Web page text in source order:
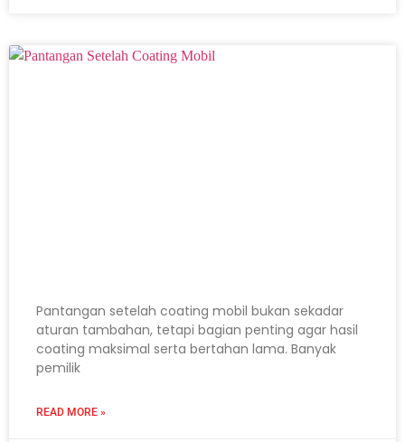
Pantangan setelah coating mobil bukan sekadar
aturan tambahan, tetapi bagian penting agar hasil
coating maksimal serta bertahan lama. Banyak
pemilik
READ MORE »